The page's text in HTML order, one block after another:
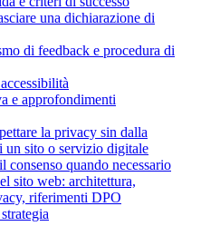
una dichiarazione di
di feedback e procedura di
e approfondimenti
la privacy sin dalla
un sito o servizio digitale
consenso quando necessario
sito web: architettura,
riferimenti DPO